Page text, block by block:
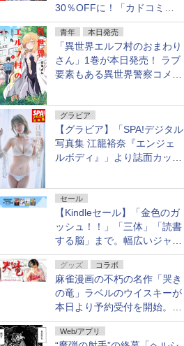
30％OFFに！「カドコミフ
ェア 2026」第2弾が開催中！
青年 本日発売
「異世界エルフ村のおまわり
さん」1巻が本日発売！ ラブ
要素もある異世界警察コメデ
グラビア
【グラビア】「SPA!デジタル
写真集 江籠裕奈『エンジェ
ルボディ』」より誌面カット
セール
【Kindleセール】「金色のガ
ッシュ！！」「三体」「読書
する脳」まで。幅広いジャン
ルの電子書籍が最大65％オ
フ！「Kindle本サマーセー
ル」第2弾が開催中！
グッズ コラボ
麻雀漫画の不朽の名作「哭き
の竜」ラベルのウイスキーが
本日より予約受付を開始。8
月16日まで
Web/アプリ